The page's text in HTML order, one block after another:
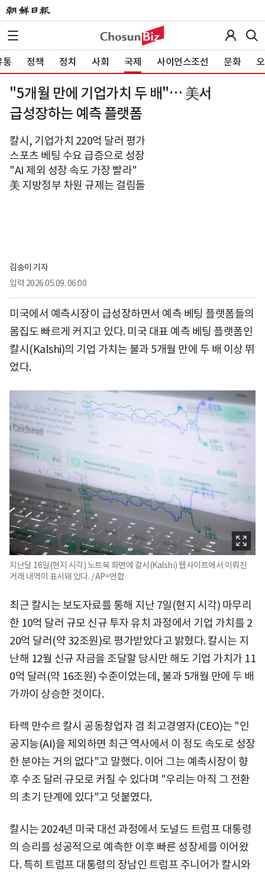
통 정책 정치 사회 국제 사이언스조선 문화
"5개월 만에 기업가치 두 배"… 美서
급성장하는 예측 플랫폼
칼시, 기업가치 220억 달러 평가
스포츠 베팅 수요 급증으로 성장
"AI 제외 성장 속도 가장 빨라"
美 지방정부 차원 규제는 걸림돌
김송이 기자
입력 2026.05.09. 06:00
미국에서 예측시장이 급성장하면서 예측 베팅 플랫폼들의
몸집도 빠르게 커지고 있다. 미국 대표 예측 베팅 플랫폼인
칼시(Kalshi)의 기업 가치는 불과 5개월 만에 두 배 이상 뛰
었다.
지난달 16일(현지 시각) 노트북 화면에 칼시(Kalshi) 웹사이트에서 이뤄진
거래 내역이 표시돼 있다. / AP=연합
최근 칼시는 보도자료를 통해 지난 7일(현지 시각) 마무리
한 10억 달러 규모 신규 투자 유치 과정에서 기업 가치를 2
20억 달러(약 32조원)로 평가받았다고 밝혔다. 칼시는 지
난해 12월 신규 자금을 조달할 당시만 해도 기업 가치가 11
0억 달러(약 16조원) 수준이었는데, 불과 5개월 만에 두 배
가까이 상승한 것이다.
타렉 만수르 칼시 공동창업자 겸 최고경영자(CEO)는 "인
공지능(AI)을 제외하면 최근 역사에서 이 정도 속도로 성장
한 분야는 거의 없다"고 말했다. 이어 그는 예측시장이 향
후 수조 달러 규모로 커질 수 있다며 "우리는 아직 그 전환
의 초기 단계에 있다"고 덧붙였다.
칼시는 2024년 미국 대선 과정에서 도널드 트럼프 대통령
의 승리를 성공적으로 예측한 이후 빠른 성장세를 이어왔
다. 특히 트럼프 대통령의 장남인 트럼프 주니어가 칼시와